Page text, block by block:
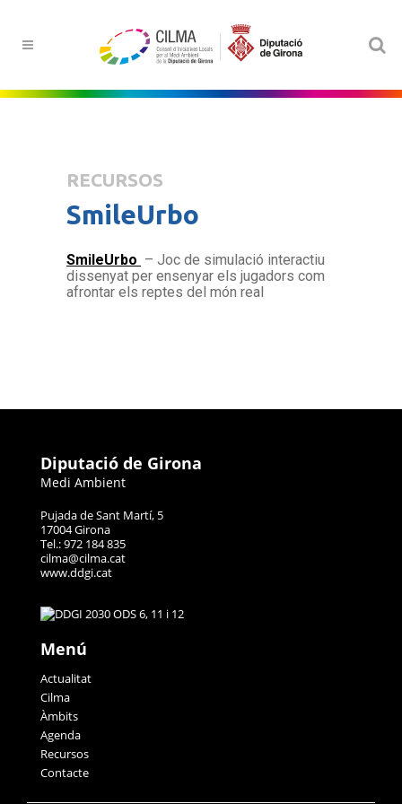
RECURSOS
SmileUrbo
SmileUrbo – Joc de simulació interactiu
dissenyat per ensenyar els jugadors com
afrontar els reptes del món real
Diputació de Girona
Medi Ambient
Pujada de Sant Martí, 5
17004 Girona
Tel.: 972 184 835
cilma@cilma.cat
www.ddgi.cat
Menú
Actualitat
Cilma
Àmbits
Agenda
Recursos
Contacte